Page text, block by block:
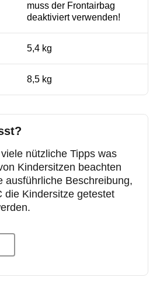
muss der Frontairbag
deaktiviert verwenden!
5,4 kg
8,5 kg
nützliche Tipps was
Kindersitzen beachten
ausführliche Beschreibung,
die Kindersitze getestet